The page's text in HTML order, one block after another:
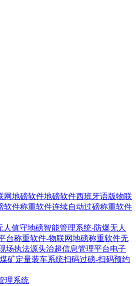
网地磅软件地磅软件西班牙语版物联
软件称重软件连续自动过磅称重软件
人值守地磅智能管理系统-防爆无人
台称重软件-物联网地磅称重软件无
场执法源头治超信息管理平台电子
矿定量装车系统扫码过磅-扫码预约
理系统